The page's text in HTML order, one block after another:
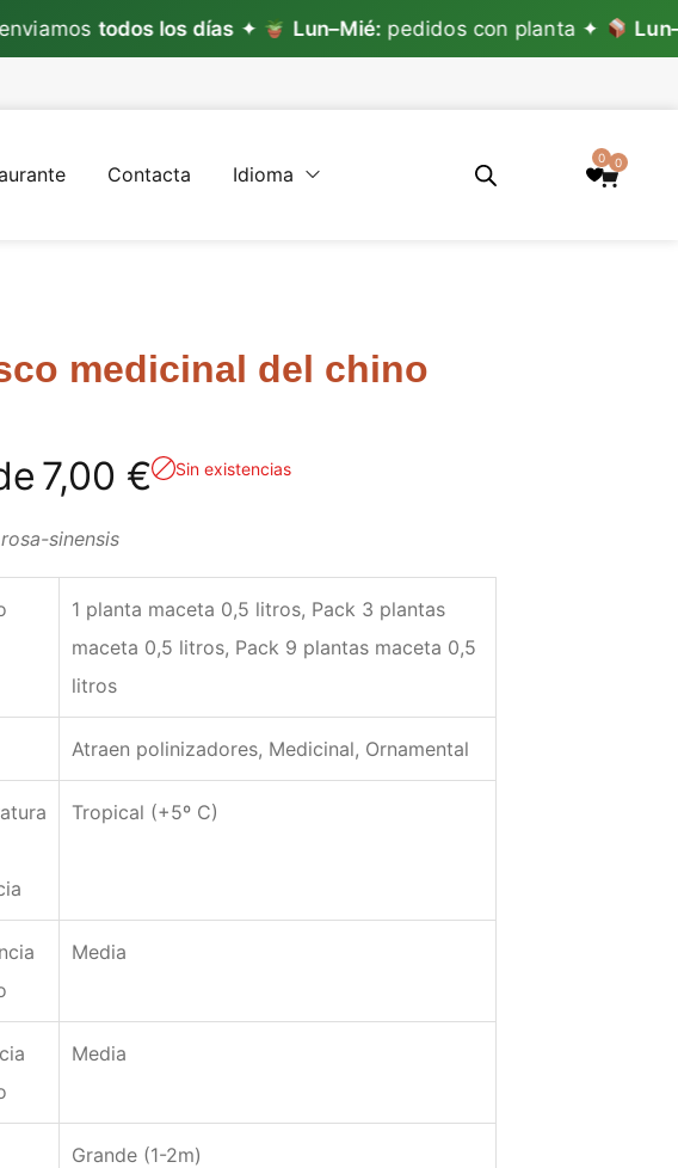
todos los días ✦ Lun–Mié:pedidos con planta ✦ Lun–Vie:
Contacta Idioma
0 0
medicinal del chino
7,00 € Sin existencias
sinensis
1 planta maceta 0,5 litros, Pack 3 plantas
maceta 0,5 litros, Pack 9 plantas maceta 0,5
litros
Atraen polinizadores, Medicinal, Ornamental
Tropical (+5º C)
Media
Media
Grande (1-2m)